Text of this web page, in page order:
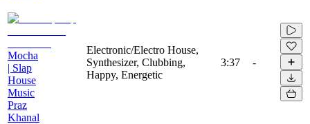
Mocha
| Slap
House
Music
Praz
Khanal
Electronic/Electro House,
Synthesizer, Clubbing,
Happy, Energetic
3:37 -